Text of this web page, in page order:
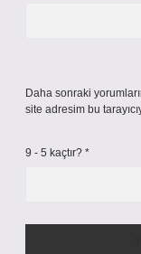
Daha sonraki
site adresim bu
9 - 5 kaçtır? *